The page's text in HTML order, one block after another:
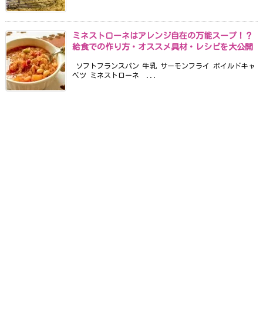
ミネストローネはアレンジ自在の万能スープ！？
給食での作り方・オススメ具材・レシピを大公開
ソフトフランスパン 牛乳 サーモンフライ ボイルドキャ
ベツ ミネストローネ ...